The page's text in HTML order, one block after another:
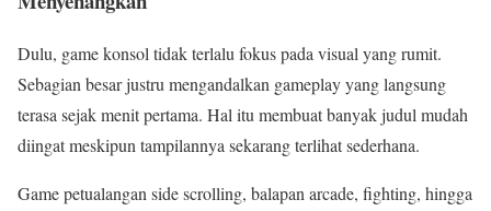
Dulu, game konsol tidak terlalu fokus pada visual yang rumit.
Sebagian besar justru mengandalkan gameplay yang langsung
terasa sejak menit pertama. Hal itu membuat banyak judul mudah
diingat meskipun tampilannya sekarang terlihat sederhana.
Game petualangan side scrolling, balapan arcade, fighting, hingga